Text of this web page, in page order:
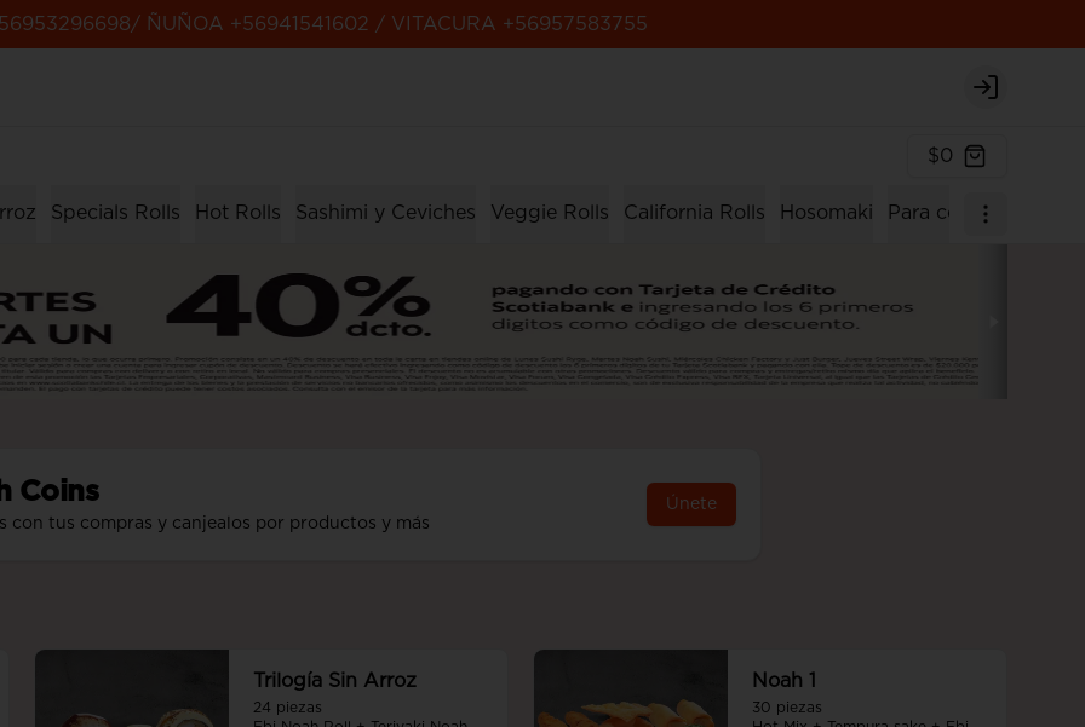
ÑUÑOA +56941541602 / VITACURA +56957583755
Login
$0
Specials Rolls Hot Rolls Sashimi y Ceviches Veggie Rolls California Rolls Hosomaki Para compartir
Coins
con tus compras y canjealos por productos y más
Únete
Trilogía Sin Arroz
24 piezas
Noah 1
30 piezas